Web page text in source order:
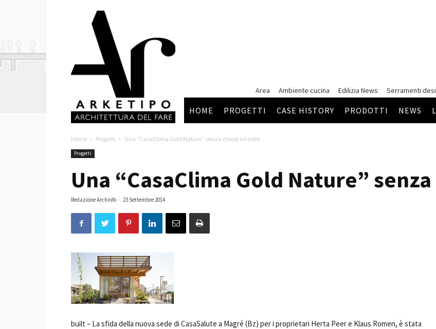
Arketipo
Area
Ambiente cucina Edilizia News Serramenti
HOME PROGETTI CASE HISTORY PRODOTTI NEWS
Home Progetti Una “CasaClima Gold Nature” senza chiodi né colle
Progetti
Una “CasaClima Gold Nature”
Redazione Archinfo - 23 Settembre 2014
built – La sfida della nuova sede di CasaSalute a Magré (Bz) per i proprietari Herta Peer e Klaus Romen, è stata